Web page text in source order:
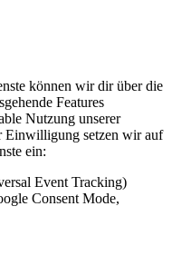
können wir dir über die
Features
Nutzung unserer
Einwilligung setzen wir auf
ein:
Event Tracking)
Consent Mode,